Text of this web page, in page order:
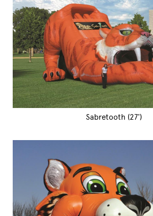
Sabretooth (27')